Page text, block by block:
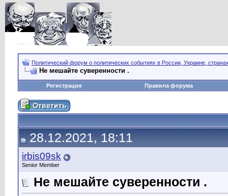
Политический форум о политических событиях в России, Украине,
Не мешайте суверенности .
Регистрация Правила форума
28.12.2021, 18:11
irbis09sk
Senior Member
Не мешайте суверенности .